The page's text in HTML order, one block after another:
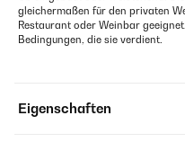
gleichermaßen für den privaten
Restaurant oder Weinbar
Bedingungen, die sie verdient.
Eigenschaften